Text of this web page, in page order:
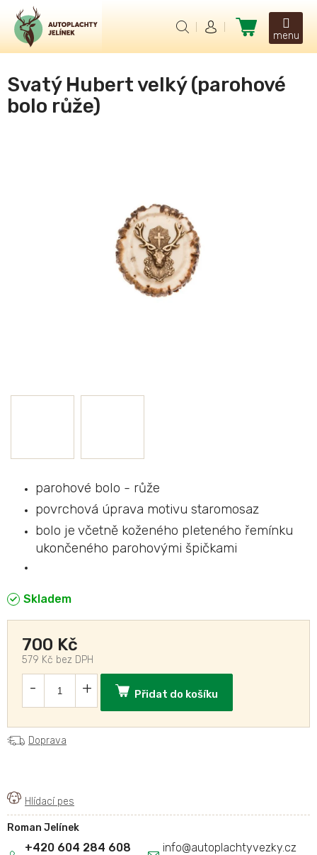
obsah
Nákupní
košík
Svatý Hubert velký (parohové
bolo růže)
Skladem
700 Kč
579 Kč bez DPH
Přidat do košíku
parohové bolo - růže
povrchová úprava motivu staromosaz
bolo je včetně koženého pleteného řemínku
ukončeného parohovými špičkami
Roman Jelínek
info@autoplachtyvezky.cz
+420 604 284 608
Doprava